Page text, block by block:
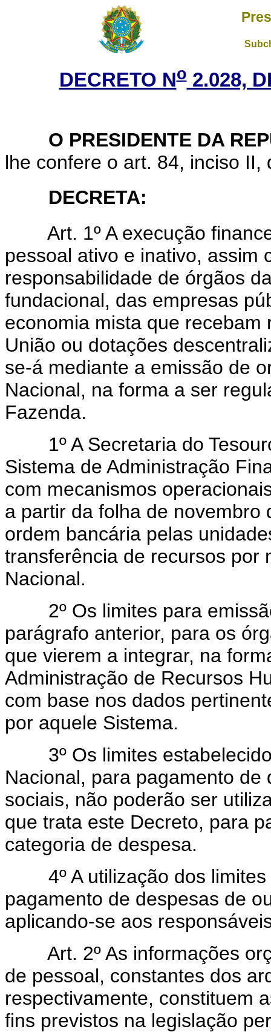
DECRETO No2.028,
O PRESIDENTE DA
lhe confere o art. 84, inciso II,
DECRETA:
Art. 1º A execução
pessoal ativo e inativo, assim
responsabilidade de órgãos
fundacional, das empresas
economia mista que
União ou dotações
se-á mediante a emissão de
Nacional, na forma a ser
Fazenda.
1º A Secretaria do
Sistema de Administração
com mecanismos
a partir da folha de novembro
ordem bancária pelas
transferência de recursos por
Nacional.
2º Os limites para
parágrafo anterior, para os
que vierem a integrar, na
Administração de Recursos
com base nos dados
por aquele Sistema.
3º Os limites
Nacional, para pagamento
sociais, não poderão ser
que trata este Decreto, para
categoria de despesa.
4º A utilização dos
pagamento de despesas de
aplicando-se aos
Art. 2º As informações
de pessoal, constantes dos
respectivamente, constituem
fins previstos na legislação